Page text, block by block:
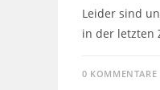
Leider sind
in der letzten
0 KOMMENTARE